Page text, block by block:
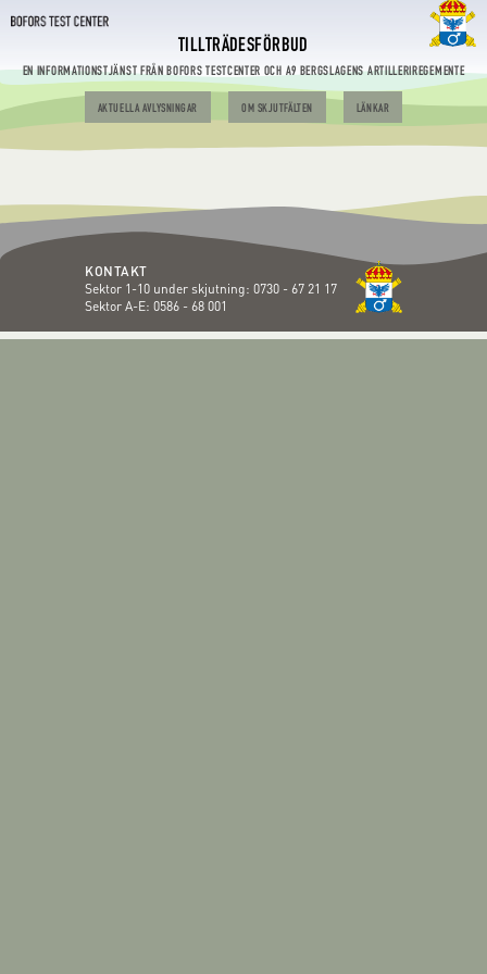
TILLTRÄDESFÖRBUD
EN INFORMATIONSTJÄNST FRÅN BOFORS TESTCENTER OCH A9 BERGSLAGENS ARTILLERIREGEMENTE
AKTUELLA AVLYSNINGAR OM SKJUTFÄLTEN LÄNKAR
KONTAKT
Sektor 1-10 under skjutning: 0730 - 67 21 17
Sektor A-E: 0586 - 68 001